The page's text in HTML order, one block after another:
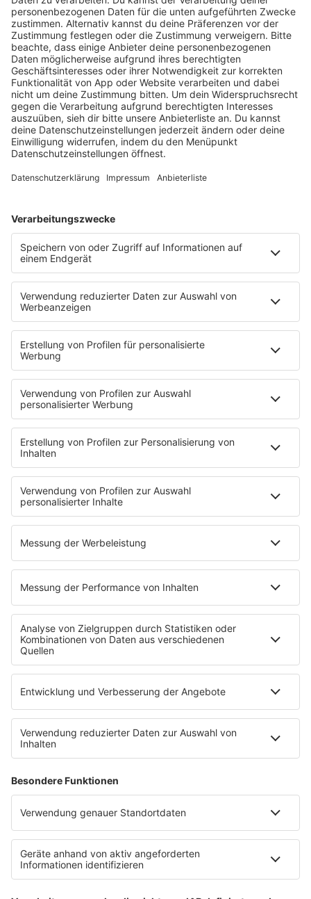
Party fehlen darf.
mehr lesen
Programm
Livestreams
Programschedule
KISS NATION
Aktionen
Connect
Team
Musik-Tester werden!
KISS FM APP
Jobline
Streams
Podcasts
Mehr Streams
Service
Datenschutz
Impressum
Werbung buchen
Presse
Teilnahmebedingungen
Kontakt
Partner
Radioplayer
Eisbären
Berliner Rundfunk 91.4
94,3 RS2
KISS FM